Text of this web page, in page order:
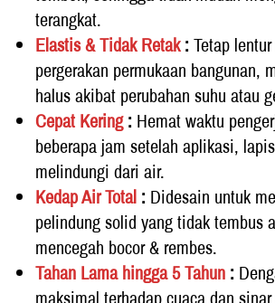
terangkat.
Elastis & Tidak Retak : Tetap
pergerakan permukaan bangunan,
halus akibat perubahan suhu atau
Cepat Kering : Hemat waktu
beberapa jam setelah aplikasi,
melindungi dari air.
Kedap Air Total : Didesain untuk
pelindung solid yang tidak tembus
mencegah bocor & rembes.
Tahan Lama hingga 5 Tahun :
maksimal terhadap cuaca dan